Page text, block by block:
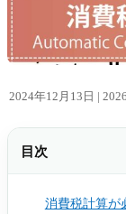
2024年12月13日 |
目次
消費税計算が